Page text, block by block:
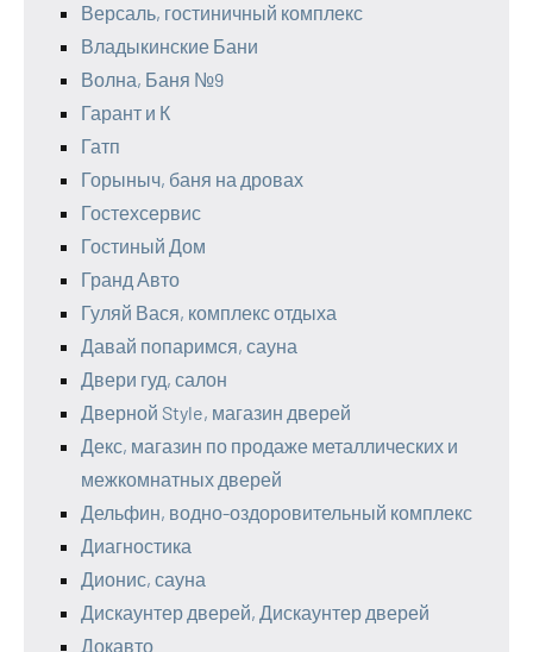
Версаль, гостиничный комплекс
Владыкинские Бани
Волна, Баня №9
Гарант и К
Гатп
Горыныч, баня на дровах
Гостехсервис
Гостиный Дом
Гранд Авто
Гуляй Вася, комплекс отдыха
Давай попаримся, сауна
Двери гуд, салон
Дверной Style, магазин дверей
Декс, магазин по продаже металлических и
межкомнатных дверей
Дельфин, водно-оздоровительный комплекс
Диагностика
Дионис, сауна
Дискаунтер дверей, Дискаунтер дверей
Докавто